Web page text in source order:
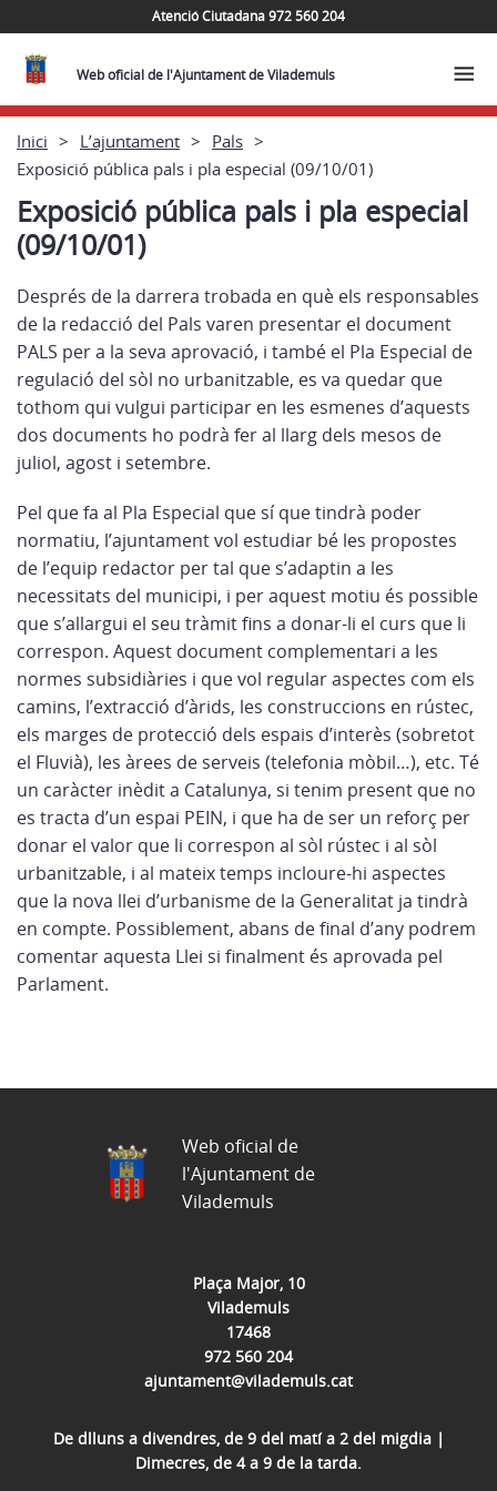
Atenció Ciutadana 972 560 204
Web oficial de l'Ajuntament de Vilademuls
Inici L’ajuntament
Pals
Exposició pública pals i pla especial (09/10/01)
Exposició pública pals i pla especial
(09/10/01)
Després de la darrera trobada en què els responsables
de la redacció del Pals varen presentar el document
PALS per a la seva aprovació, i també el Pla Especial de
regulació del sòl no urbanitzable, es va quedar que
tothom qui vulgui participar en les esmenes d’aquests
dos documents ho podrà fer al llarg dels mesos de
juliol, agost i setembre.
Pel que fa al Pla Especial que sí que tindrà poder
normatiu, l’ajuntament vol estudiar bé les propostes
de l’equip redactor per tal que s’adaptin a les
necessitats del municipi, i per aquest motiu és possible
que s’allargui el seu tràmit fins a donar-li el curs que li
correspon. Aquest document complementari a les
normes subsidiàries i que vol regular aspectes com els
camins, l’extracció d’àrids, les construccions en rústec,
els marges de protecció dels espais d’interès (sobretot
el Fluvià), les àrees de serveis (telefonia mòbil…), etc. Té
un caràcter inèdit a Catalunya, si tenim present que no
es tracta d’un espai PEIN, i que ha de ser un reforç per
donar el valor que li correspon al sòl rústec i al sòl
urbanitzable, i al mateix temps incloure-hi aspectes
que la nova llei d’urbanisme de la Generalitat ja tindrà
en compte. Possiblement, abans de final d’any podrem
comentar aquesta Llei si finalment és aprovada pel
Parlament.
Plaça Major, 10
Vilademuls
17468
972 560 204
ajuntament@vilademuls.cat
De dlluns a divendres, de 9 del matí a 2 del migdia |
Dimecres, de 4 a 9 de la tarda.
Web oficial de
l'Ajuntament de
Vilademuls